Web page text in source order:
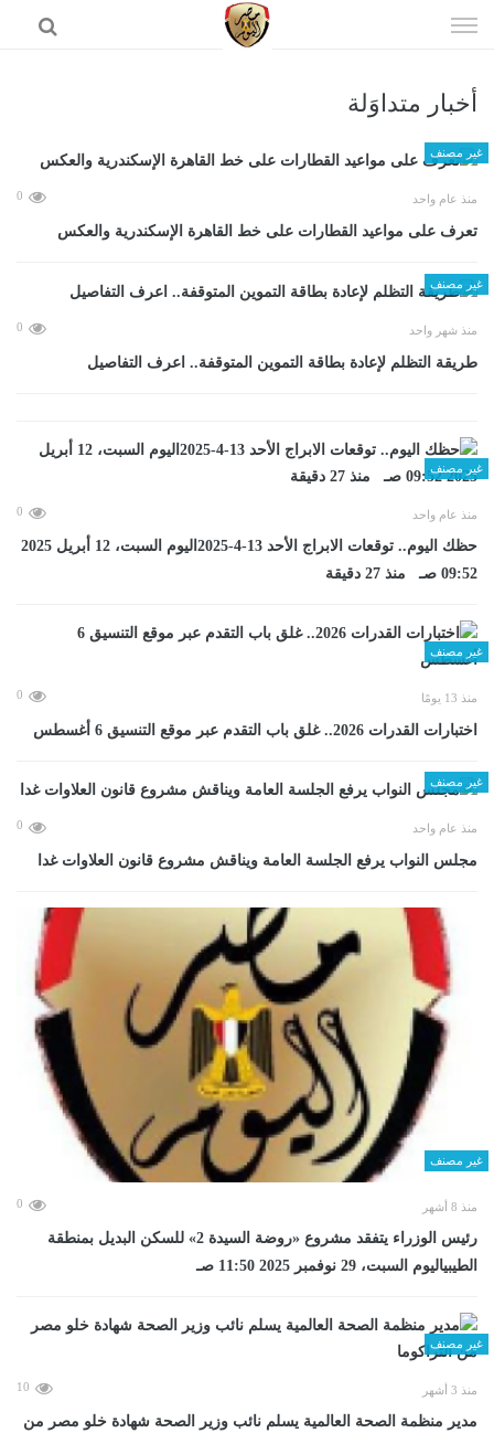
الى
أخبار متداوَلة
غير مصنف
منذ عام واحد 0
تعرف على مواعيد القطارات على خط القاهرة الإسكندرية والعكس
غير مصنف
منذ شهر واحد 0
طريقة التظلم لإعادة بطاقة التموين المتوقفة.. اعرف التفاصيل
غير مصنف
منذ عام واحد 0
حظك اليوم.. توقعات الابراج الأحد 13-4-2025اليوم السبت، 12 أبريل 2025
09:52 صـ منذ 27 دقيقة
غير مصنف
منذ 13 يومًا 0
اختبارات القدرات 2026.. غلق باب التقدم عبر موقع التنسيق 6 أغسطس
غير مصنف
منذ عام واحد 0
مجلس النواب يرفع الجلسة العامة ويناقش مشروع قانون العلاوات غدا
غير مصنف
منذ 8 أشهر 0
رئيس الوزراء يتفقد مشروع «روضة السيدة 2» للسكن البديل بمنطقة
الطيبياليوم السبت، 29 نوفمبر 2025 11:50 صـ
غير مصنف
منذ 3 أشهر 10
مدير منظمة الصحة العالمية يسلم نائب وزير الصحة شهادة خلو مصر من